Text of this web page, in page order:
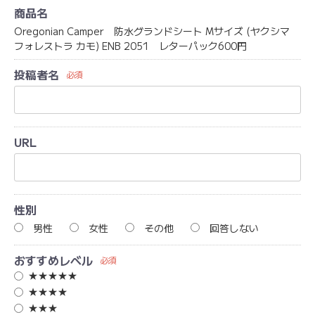
商品名
Oregonian Camper 防水グランドシート Mサイズ (ヤクシマ
フォレストラ カモ) ENB 2051 レターパック600円
投稿者名 必須
URL
性別
男性 女性 その他 回答しない
おすすめレベル 必須
★★★★★
★★★★
★★★